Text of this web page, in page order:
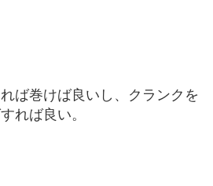
ば巻けば良いし、クランクを
れば良い。